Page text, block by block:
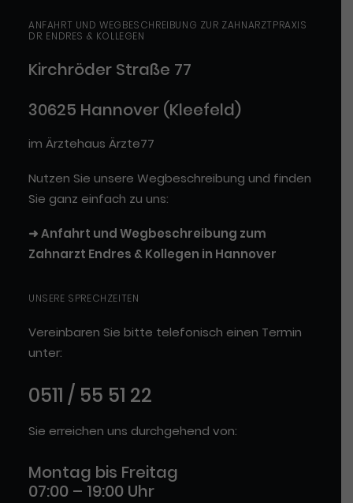
ANFAHRT UND WEGBESCHREIBUNG ZUR ZAHNARZTPRAXIS
DR. ENDRES & KOLLEGEN
Kirchröder Straße 77
30625 Hannover (Kleefeld)
im Ärztehaus Ärzte77
Nutzen Sie unsere Wegbeschreibung und finden
Sie ganz einfach zu uns:
➜ Anfahrt und Wegbeschreibung zum
Zahnarzt Endres & Kollegen in Hannover
UNSERE SPRECHZEITEN
Vereinbaren Sie bitte telefonisch einen Termin
unter:
0511 / 55 51 22
Sie erreichen uns durchgehend von:
Montag bis Freitag
07:00 – 19:00 Uhr